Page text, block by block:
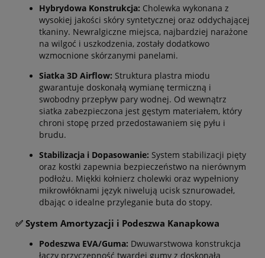
Hybrydowa Konstrukcja: Cholewka wykonana z
wysokiej jakości skóry syntetycznej oraz oddychającej
tkaniny. Newralgiczne miejsca, najbardziej narażone
na wilgoć i uszkodzenia, zostały dodatkowo
wzmocnione skórzanymi panelami.
Siatka 3D Airflow: Struktura plastra miodu
gwarantuje doskonałą wymianę termiczną i
swobodny przepływ pary wodnej. Od wewnątrz
siatka zabezpieczona jest gęstym materiałem, który
chroni stopę przed przedostawaniem się pyłu i
brudu.
Stabilizacja i Dopasowanie: System stabilizacji pięty
oraz kostki zapewnia bezpieczeństwo na nierównym
podłożu. Miękki kołnierz cholewki oraz wypełniony
mikrowłóknami język niwelują ucisk sznurowadeł,
dbając o idealne przyleganie buta do stopy.
✅ System Amortyzacji i Podeszwa Kanapkowa
Podeszwa EVA/Guma: Dwuwarstwowa konstrukcja
łączy przyczepność twardej gumy z doskonałą